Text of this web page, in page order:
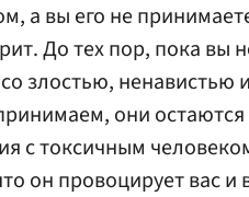
а вы его не
До тех пор, пока вы
злостью, ненавистью
они
с токсичным
он провоцирует вас и